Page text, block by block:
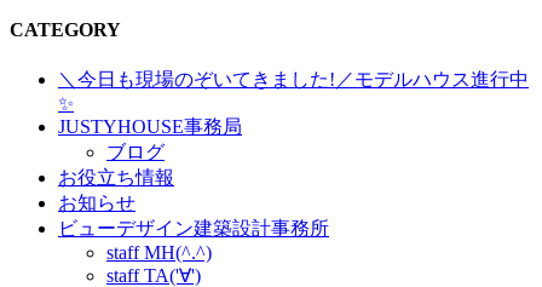
CATEGORY
＼今日も現場のぞいてきました!／モデルハウス進行中
✨
JUSTYHOUSE事務局
ブログ
お役立ち情報
お知らせ
ビューデザイン建築設計事務所
staff MH(^.^)
staff TA('∀')